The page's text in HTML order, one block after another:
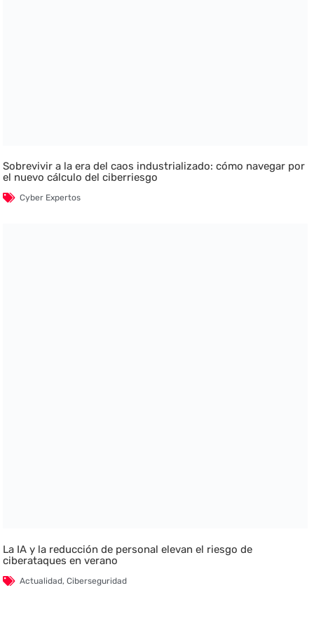
Sobrevivir a la era del caos industrializado: cómo navegar por
el nuevo cálculo del ciberriesgo
Cyber Expertos
La IA y la reducción de personal elevan el riesgo de
ciberataques en verano
Actualidad,Ciberseguridad